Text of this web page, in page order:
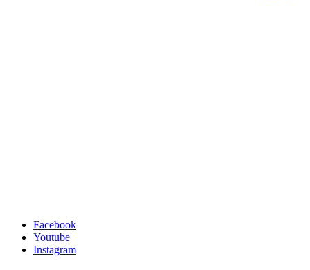
Facebook
Youtube
Instagram